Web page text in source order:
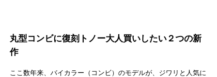
丸型コンビに復刻トノー大人買いしたい２つの新
作
ここ数年来、バイカラー（コンビ）のモデルが、ジワリと人気に